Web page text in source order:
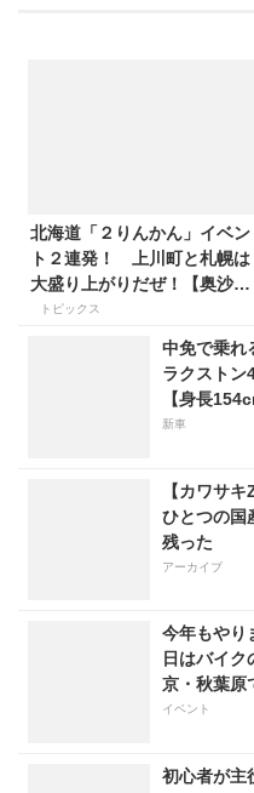
北海道「２りんかん」イベン
ト２連発！ 上川町と札幌は
大盛り上がりだぜ！【奥沙織
のバイク日和 第3回】
トピックス
中免で乗
ラクストン
【身長
新車
【カワサ
ひとつの国
残った
アーカイブ
今年もやり
日はバイ
京・秋葉原
イベント
初心者が主